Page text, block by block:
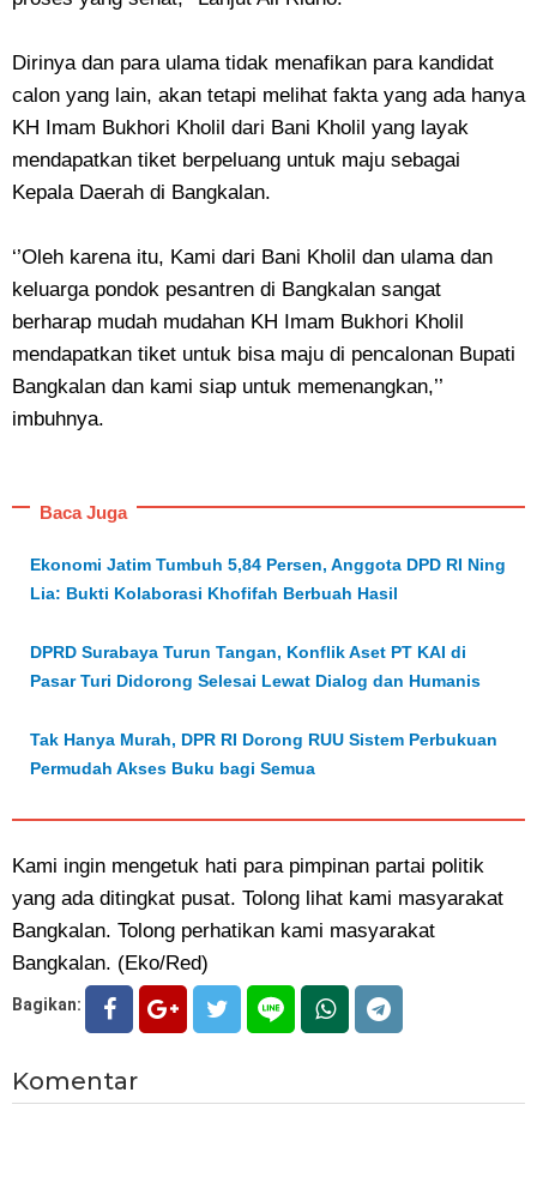
Dirinya dan para ulama tidak menafikan para kandidat
calon yang lain, akan tetapi melihat fakta yang ada hanya
KH Imam Bukhori Kholil dari Bani Kholil yang layak
mendapatkan tiket berpeluang untuk maju sebagai
Kepala Daerah di Bangkalan.
‘’Oleh karena itu, Kami dari Bani Kholil dan ulama dan
keluarga pondok pesantren di Bangkalan sangat
berharap mudah mudahan KH Imam Bukhori Kholil
mendapatkan tiket untuk bisa maju di pencalonan Bupati
Bangkalan dan kami siap untuk memenangkan,’’
imbuhnya.
Baca Juga
Ekonomi Jatim Tumbuh 5,84 Persen, Anggota DPD RI Ning
Lia: Bukti Kolaborasi Khofifah Berbuah Hasil
DPRD Surabaya Turun Tangan, Konflik Aset PT KAI di
Pasar Turi Didorong Selesai Lewat Dialog dan Humanis
Tak Hanya Murah, DPR RI Dorong RUU Sistem Perbukuan
Permudah Akses Buku bagi Semua
Kami ingin mengetuk hati para pimpinan partai politik
yang ada ditingkat pusat. Tolong lihat kami masyarakat
Bangkalan. Tolong perhatikan kami masyarakat
Bangkalan. (Eko/Red)
Bagikan:
Komentar